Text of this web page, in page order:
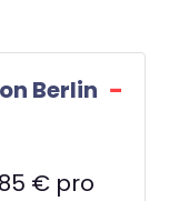
Berlin
€ pro